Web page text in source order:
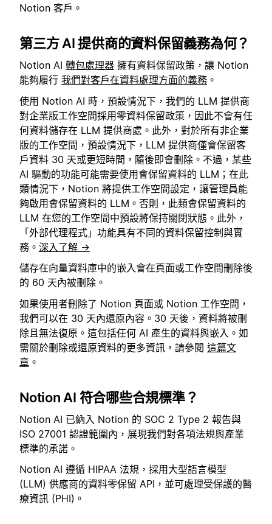
Notion 客戶。
第三方 AI 提供商的資料保留義務為何？
Notion AI 轉包處理器 擁有資料保留政策，讓 Notion
能夠履行 我們對客戶在資料處理方面的義務 。
使用 Notion AI 時，預設情況下，我們的 LLM 提供商
對企業版工作空間採用零資料保留政策，因此不會有任
何資料儲存在 LLM 提供商處。此外，對於所有非企業
版的工作空間，預設情況下，LLM 提供商僅會保留客
戶資料 30 天或更短時間，隨後即會刪除。不過，某些
AI 驅動的功能可能需要使用會保留資料的 LLM；在此
類情況下，Notion 將提供工作空間設定，讓管理員能
夠啟用會保留資料的 LLM。否則，此類會保留資料的
LLM 在您的工作空間中預設將保持關閉狀態。此外，
「外部代理程式」功能具有不同的資料保留控制與實
務。 深入了解 →
儲存在向量資料庫中的嵌入會在頁面或工作空間刪除後
的 60 天內被刪除。
如果使用者刪除了 Notion 頁面或 Notion 工作空間，
我們可以在 30 天內還原內容。30 天後，資料將被刪
除且無法復原。這包括任何 AI 產生的資料與嵌入。如
需關於刪除或還原資料的更多資訊，請參閱 這篇文
章 。
Notion AI 符合哪些合規標準？
Notion AI 已納入 Notion 的 SOC 2 Type 2 報告與
ISO 27001 認證範圍內，展現我們對各項法規與產業
標準的承諾。
Notion AI 遵循 HIPAA 法規，採用大型語言模型
(LLM) 供應商的資料零保留 API，並可處理受保護的醫
療資訊 (PHI)。